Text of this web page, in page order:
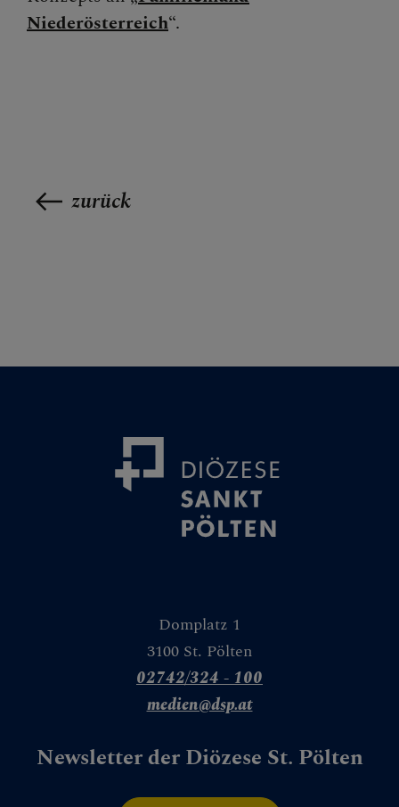
Niederösterreich“.
zurück
Domplatz 1
3100 St. Pölten
02742/324 - 100
medien@dsp.at
Newsletter der Diözese St. Pölten